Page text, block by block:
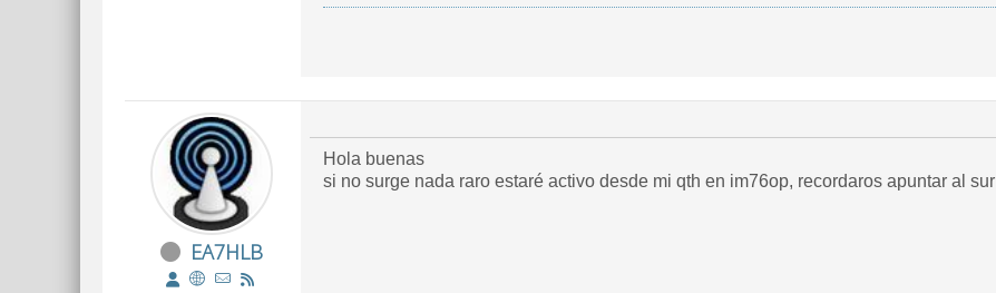
EA7HLB
Hola buenas
si no surge nada raro estaré activo desde mi qth en im76op, recordaros apuntar al sur